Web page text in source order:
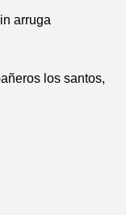
arruga
los santos,